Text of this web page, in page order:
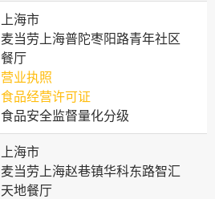
上海市
麦当劳上海普陀枣阳路青年社区
餐厅
营业执照
食品经营许可证
食品安全监督量化分级
上海市
麦当劳上海赵巷镇华科东路智汇
天地餐厅